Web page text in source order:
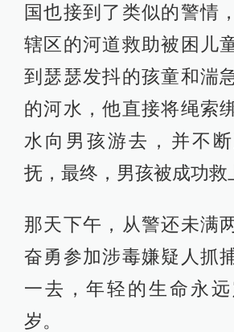
国也接到了类似的警情
辖区的河道救助被困儿
到瑟瑟发抖的孩童和湍
的河水，他直接将绳索
水向男孩游去，并不
抚，最终，男孩被成功救
那天下午，从警还未满
奋勇参加涉毒嫌疑人抓
一去，年轻的生命永
岁。